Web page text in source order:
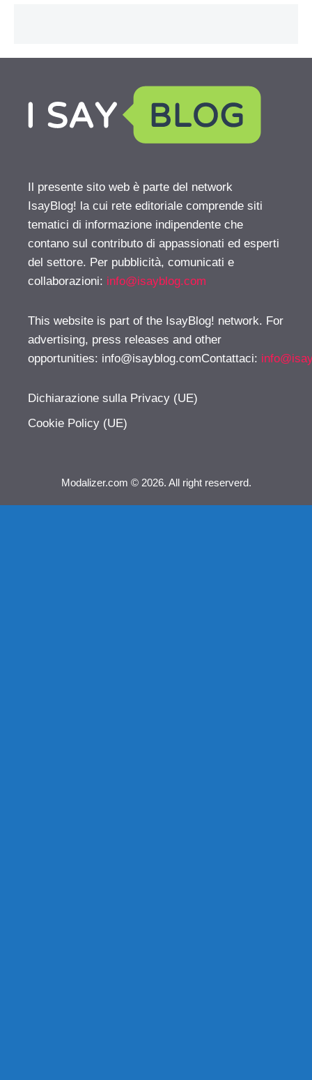
Il presente sito web è parte del network
IsayBlog! la cui rete editoriale comprende siti
tematici di informazione indipendente che
contano sul contributo di appassionati ed esperti
del settore. Per pubblicità, comunicati e
collaborazioni: info@isayblog.com
This website is part of the IsayBlog! network. For
advertising, press releases and other
opportunities: info@isayblog.comContattaci:
Dichiarazione sulla Privacy (UE)
Cookie Policy (UE)
Modalizer.com © 2026. All right reserverd.